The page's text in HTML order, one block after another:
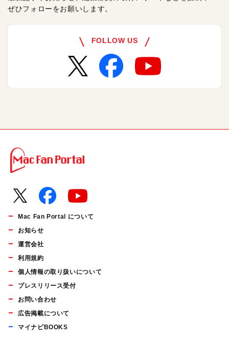
ぜひフォローをお願いします。
FOLLOW US
Mac Fan Portal について
お知らせ
運営会社
利用規約
個人情報の取り扱いについて
プレスリリース受付
お問い合わせ
広告掲載について
マイナビBOOKS